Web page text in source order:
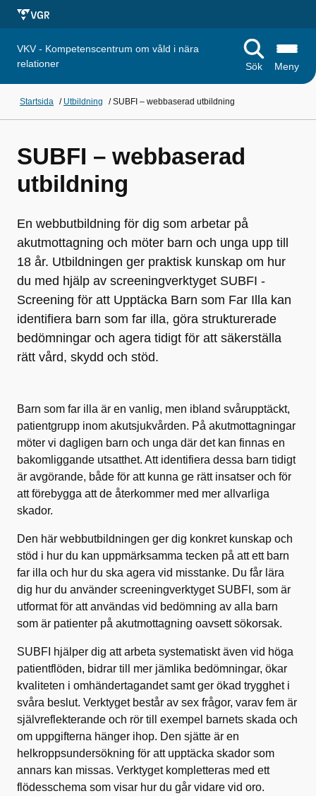
VKV - Kompetenscentrum om våld i nära
relationer
Sök Meny
Startsida / Utbildning /SUBFI – webbaserad utbildning
SUBFI – webbaserad
utbildning
En webbutbildning för dig som arbetar på
akutmottagning och möter barn och unga upp till
18 år. Utbildningen ger praktisk kunskap om hur
du med hjälp av screeningverktyget SUBFI -
Screening för att Upptäcka Barn som Far Illa kan
identifiera barn som far illa, göra strukturerade
bedömningar och agera tidigt för att säkerställa
rätt vård, skydd och stöd.
Barn som far illa är en vanlig, men ibland svårupptäckt,
patientgrupp inom akutsjukvården. På akutmottagningar
möter vi dagligen barn och unga där det kan finnas en
bakomliggande utsatthet. Att identifiera dessa barn tidigt
är avgörande, både för att kunna ge rätt insatser och för
att förebygga att de återkommer med mer allvarliga
skador.
Den här webbutbildningen ger dig konkret kunskap och
stöd i hur du kan uppmärksamma tecken på att ett barn
far illa och hur du ska agera vid misstanke. Du får lära
dig hur du använder screeningverktyget SUBFI, som är
utformat för att användas vid bedömning av alla barn
som är patienter på akutmottagning oavsett sökorsak.
SUBFI hjälper dig att arbeta systematiskt även vid höga
patientflöden, bidrar till mer jämlika bedömningar, ökar
kvaliteten i omhändertagandet samt ger ökad trygghet i
svåra beslut. Verktyget består av sex frågor, varav fem är
självreflekterande och rör till exempel barnets skada och
om uppgifterna hänger ihop. Den sjätte är en
helkroppsundersökning för att upptäcka skador som
annars kan missas. Verktyget kompletteras med ett
flödesschema som visar hur du går vidare vid oro.